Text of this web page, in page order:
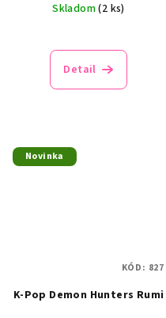
Skladom(2 ks)
Detail
Novinka
K-Pop Demon Hunters Rumi
KÓD: 827